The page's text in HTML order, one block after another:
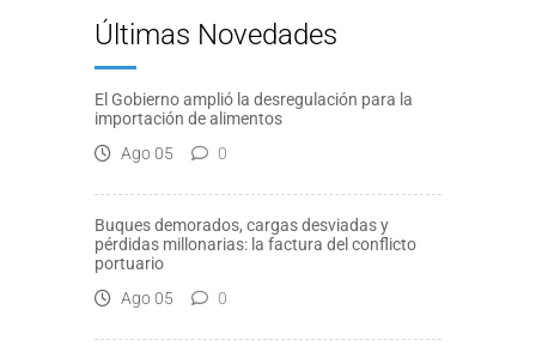
Últimas Novedades
El Gobierno amplió la desregulación para la
importación de alimentos
Ago 05
0
Buques demorados, cargas desviadas y
pérdidas millonarias: la factura del conflicto
portuario
Ago 05
0